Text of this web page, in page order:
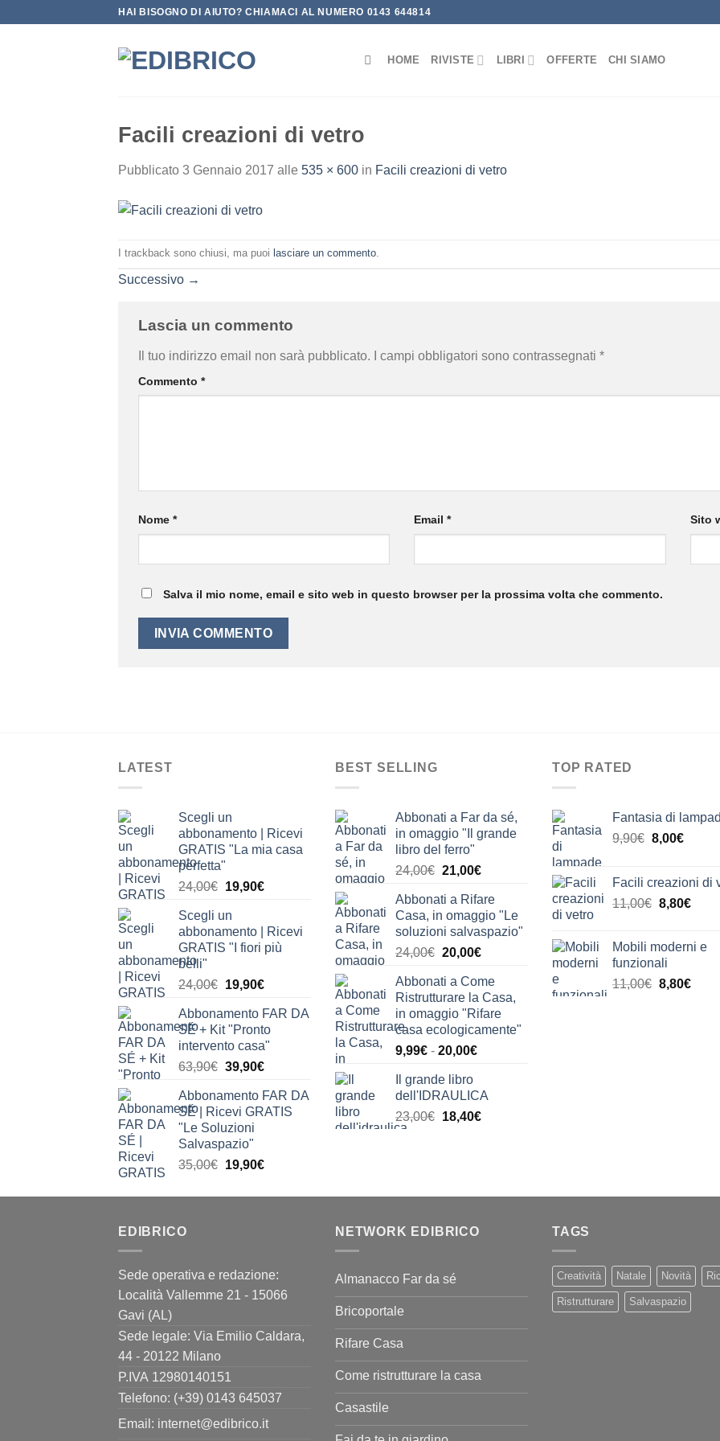
HAI BISOGNO DI AIUTO? CHIAMACI AL NUMERO 0143 644814
HOME RIVISTE LIBRI OFFERTE CHI SIAMO
Facili creazioni di vetro
Pubblicato 3 Gennaio 2017 alle 535 × 600 in Facili creazioni di vetro
I trackback sono chiusi, ma puoi lasciare un commento.
Successivo →
Lascia un commento
Il tuo indirizzo email non sarà pubblicato. I campi obbligatori sono contrassegnati *
Commento *
Nome * Email* Sito
Salva il mio nome, email e sito web in questo browser per la prossima volta che commento.
LATEST
Scegli un
abbonamento | Ricevi
GRATIS "La mia casa
perfetta"
24,00€ Il
originale
era:
24,00€.
19,90€Il
è:
19,90€.
Scegli un
abbonamento | Ricevi
GRATIS "I fiori più
belli"
24,00€ Il
originale
era:
24,00€.
19,90€Il
attuale
è:
19,90€.
Abbonamento FAR DA
SÉ + Kit "Pronto
intervento casa"
63,90€ Il
originale
era:
63,90€.
39,90€Il
attuale
è:
Abbonamento FAR DA
SÉ | Ricevi GRATIS
"Le Soluzioni
Salvaspazio"
35,00€ Il
originale
19,90€Il
attuale
BEST SELLING
Abbonati a Far da sé,
in omaggio "Il grande
libro del ferro"
24,00€ Il
originale
era:
24,00€.
21,00€Il
attuale
è:
21,00€.
Abbonati a Rifare
Casa, in omaggio "Le
soluzioni salvaspazio"
24,00€ Il
originale
era:
24,00€.
20,00€Il
attuale
è:
20,00€.
Abbonati a Come
Ristrutturare la Casa,
in omaggio "Rifare
casa ecologicamente"
9,99€ - 20,00€Fascia
da
9,99€
Il grande libro
dell'IDRAULICA
23,00€ Il
18,40€Il
TOP RATED
Fantasia di
9,90€ Il
era:
9,90€.
8,00€Il
è:
8,00€.
Facili creazioni di
11,00€ Il
era:
11,00€.
8,80€Il
è:
Mobili moderni e
funzionali
11,00€ Il
8,80€Il
EDIBRICO
Sede operativa e redazione:
Località Vallemme 21 - 15066
Gavi (AL)
Sede legale: Via Emilio Caldara,
44 - 20122 Milano
P.IVA 12980140151
Telefono: (+39) 0143 645037
Email: internet@edibrico.it
NETWORK EDIBRICO
Almanacco Far da sé
Bricoportale
Rifare Casa
Come ristrutturare la casa
Casastile
TAGS
Creatività Natale Novità
Ristrutturare Salvaspazio